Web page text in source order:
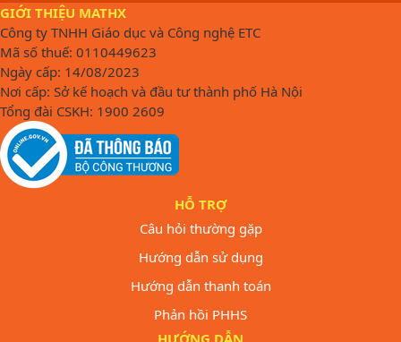
GIỚI THIỆU MATHX
Công ty TNHH Giáo dục và Công nghệ ETC
Mã số thuế: 0110449623
Ngày cấp: 14/08/2023
Nơi cấp: Sở kế hoạch và đầu tư thành phố Hà Nội
Tổng đài CSKH: 1900 2609
HỖ TRỢ
Câu hỏi thường gặp
Hướng dẫn sử dụng
Hướng dẫn thanh toán
Phản hồi PHHS
HƯỚNG DẪN